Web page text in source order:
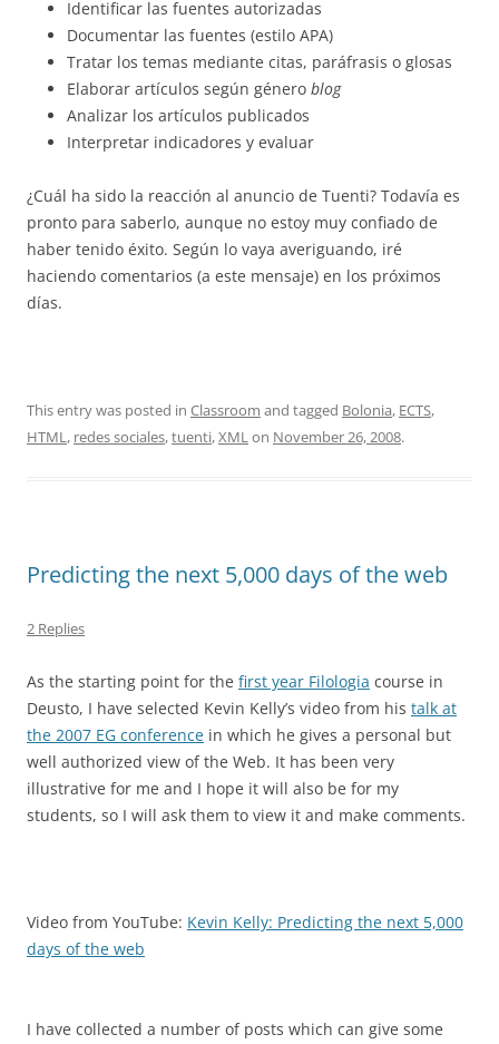
Identificar las fuentes autorizadas
Documentar las fuentes (estilo APA)
Tratar los temas mediante citas, paráfrasis o glosas
Elaborar artículos según género blog
Analizar los artículos publicados
Interpretar indicadores y evaluar
¿Cuál ha sido la reacción al anuncio de Tuenti? Todavía es
pronto para saberlo, aunque no estoy muy confiado de
haber tenido éxito. Según lo vaya averiguando, iré
haciendo comentarios (a este mensaje) en los próximos
días.
This entry was posted in Classroom and tagged Bolonia, ECTS,
HTML, redes sociales,tuenti,XMLon November 26, 2008.
Predicting the next 5,000 days of the web
2 Replies
As the starting point for the first year Filologia course in
Deusto, I have selected Kevin Kelly’s video from his talk at
the 2007 EG conference in which he gives a personal but
well authorized view of the Web. It has been very
illustrative for me and I hope it will also be for my
students, so I will ask them to view it and make comments.
Video from YouTube: Kevin Kelly: Predicting the next 5,000
days of the web
I have collected a number of posts which can give some